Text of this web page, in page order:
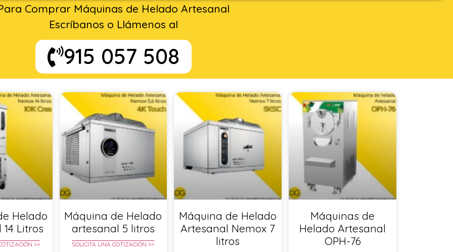
Comprar Máquinas de Helado Artesanal
Escríbanos o Llámenos al
915 057 508
Helado
Litros
>>
Máquina de Helado
artesanal 5 litros
SOLICITA UNA COTIZACIÓN >>
Máquina de Helado
Artesanal Nemox 7
litros
Máquinas de
Helado Artesanal
OPH-76